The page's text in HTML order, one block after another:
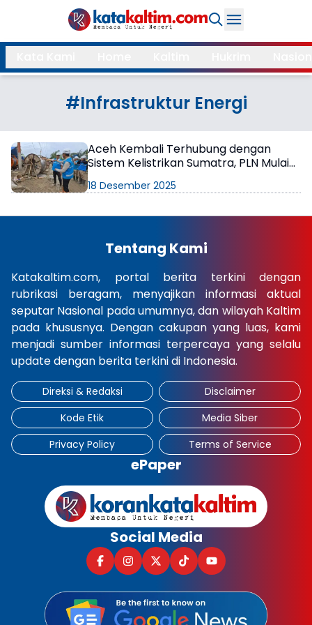
Daerah
Kukar
Samarinda
Bontang
Balikpapan
Kubar
Kutim
PPU
Mahulu
Paser
Berau
Opini
Gaya
Hidup
×
Search
#Infrastruktur Energi
Aceh Kembali Terhubung dengan
Sistem Kelistrikan Sumatra, PLN Mulai
18 Desember 2025
Tentang Kami
Katakaltim.com, portal berita terkini dengan
rubrikasi beragam, menyajikan informasi aktual
seputar Nasional pada umumnya, dan wilayah Kaltim
pada khususnya. Dengan cakupan yang luas, kami
menjadi sumber informasi terpercaya yang selalu
update dengan berita terkini di Indonesia.
Direksi & Redaksi
Disclaimer
Kode Etik
Media Siber
Privacy Policy
Terms of Service
ePaper
Social Media